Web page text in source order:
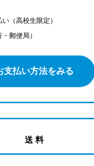
（高校生限定）
郵便局）
支払い方法をみる
送 料